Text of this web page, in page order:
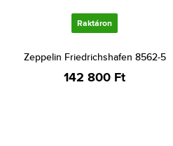
Raktáron
Zeppelin Friedrichshafen 8562-5
142 800 Ft